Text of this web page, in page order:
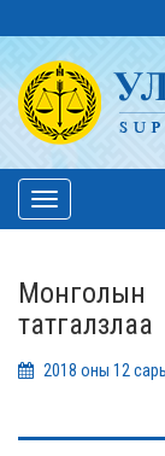
Toggle
navigation
татгалзлаа
2018 оны 12